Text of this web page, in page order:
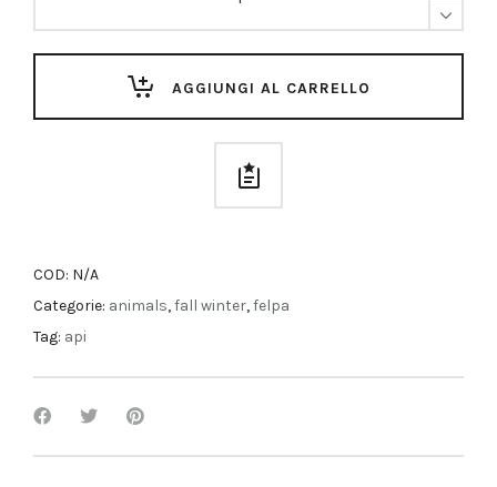
AGGIUNGI AL CARRELLO
COD: N/A
Categorie: animals,fall winter,felpa
Tag: api